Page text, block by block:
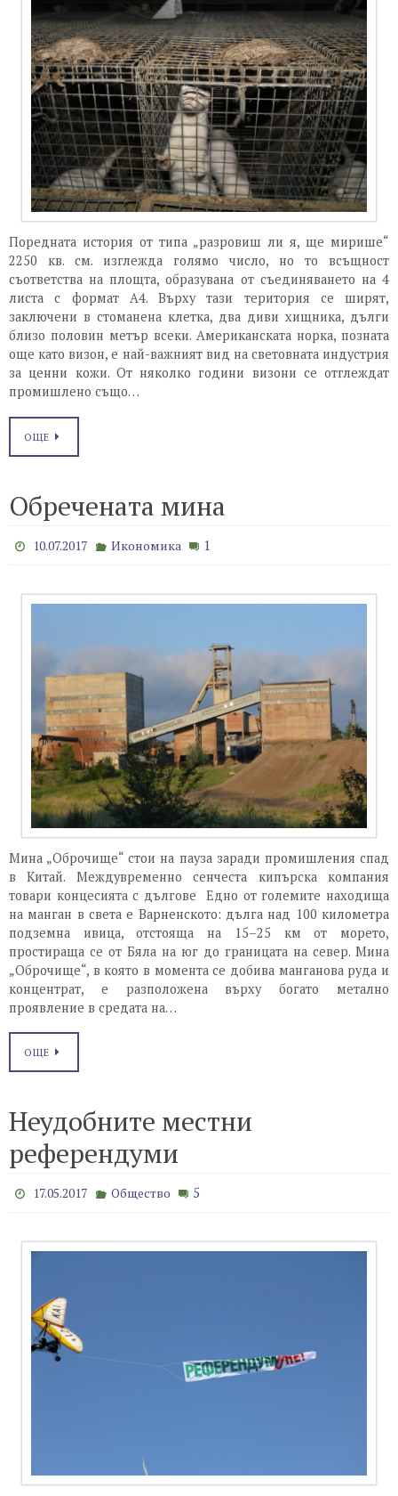
Поредната история от типа „разровиш ли я, ще мирише“
2250 кв. см. изглежда голямо число, но то всъщност
съответства на площта, образувана от съединяването на 4
листа с формат А4. Върху тази територия се ширят,
заключени в стоманена клетка, два диви хищника, дълги
близо половин метър всеки. Американската норка, позната
още като визон, е най-важният вид на световната индустрия
за ценни кожи. От няколко години визони се отглеждат
промишлено също…
ОЩЕ
Обречената мина
10.07.2017 Икономика 1
Мина „Оброчище“ стои на пауза заради промишления спад
в Китай. Междувременно сенчеста кипърска компания
товари концесията с дългове Едно от големите находища
на манган в света е Варненското: дълга над 100 километра
подземна ивица, отстояща на 15–25 км от морето,
простираща се от Бяла на юг до границата на север. Мина
„Оброчище“, в която в момента се добива манганова руда и
концентрат, е разположена върху богато метално
проявление в средата на…
ОЩЕ
Неудобните местни
референдуми
17.05.2017 Общество 5